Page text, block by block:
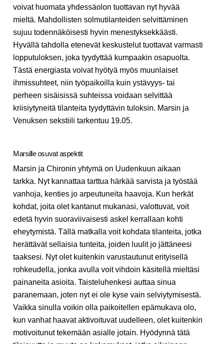
voivat huomata yhdessäolon tuottavan nyt hyvää
mieltä. Mahdollisten solmutilanteiden selvittäminen
sujuu todennäköisesti hyvin menestyksekkäästi.
Hyvällä tahdolla etenevät keskustelut tuottavat varmasti
lopputuloksen, joka tyydyttää kumpaakin osapuolta.
Tästä energiasta voivat hyötyä myös muunlaiset
ihmissuhteet, niin työpaikoilla kuin ystävyys- tai
perheen sisäisissä suhteissa voidaan selvittää
kriisiytyneitä tilanteita tyydyttävin tuloksin. Marsin ja
Venuksen sekstiili tarkentuu 19.05.
Marsille osuvat aspektit
Marsin ja Chironin yhtymä on Uudenkuun aikaan
tarkka. Nyt kannattaa tarttua härkää sarvista ja työstää
vanhoja, kenties jo arpeutuneita haavoja. Kun herkät
kohdat, joita olet kantanut mukanasi, valottuvat, voit
edetä hyvin suoraviivaisesti askel kerrallaan kohti
eheytymistä. Tällä matkalla voit kohdata tilanteita, jotka
herättävät sellaisia tunteita, joiden luulit jo jättäneesi
taaksesi. Nyt olet kuitenkin varustautunut erityisellä
rohkeudella, jonka avulla voit vihdoin käsitellä mieltäsi
painaneita asioita. Taisteluhenkesi auttaa sinua
paranemaan, joten nyt ei ole kyse vain selviytymisestä.
Vaikka sinulla voikin olla paikoitellen epämukava olo,
kun vanhat haavat aktivoituvat uudelleen, olet kuitenkin
motivoitunut tekemään asialle jotain. Hyödynnä tätä